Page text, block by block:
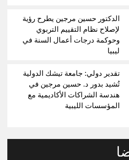
الدكتور حسين مرجين يطرح رؤية
لإصلاح نظام التقييم التربوي
وحوكمة درجات أعمال السنة في
ليبيا
تقدير دولي: جامعة تيشك الدولية
تُشيد بدور د. حسين مرجين في
هندسة الشراكات الأكاديمية مع
المؤسسات الليبية